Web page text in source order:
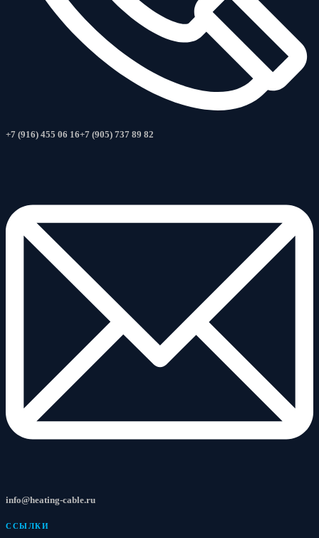
+7 (916) 455 06 16+7 (905) 737 89 82
info@heating-cable.ru
ССЫЛКИ